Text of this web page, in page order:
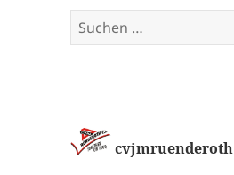
Suchen
nach:
cvjmruenderoth